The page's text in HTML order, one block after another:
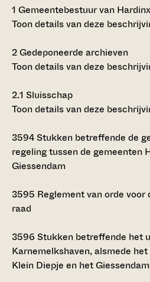
1 Gemeentebestuur van
Toon details van deze
2Gedeponeerde archieven
Toon details van deze
2.1 Sluisschap
Toon details van deze
3594Stukken betreffende de
regeling tussen de gemeenten
Giessendam
3595 Reglement van orde voor
raad
3596 Stukken betreffende het
Karnemelkshaven, alsmede
Klein Diepje en het